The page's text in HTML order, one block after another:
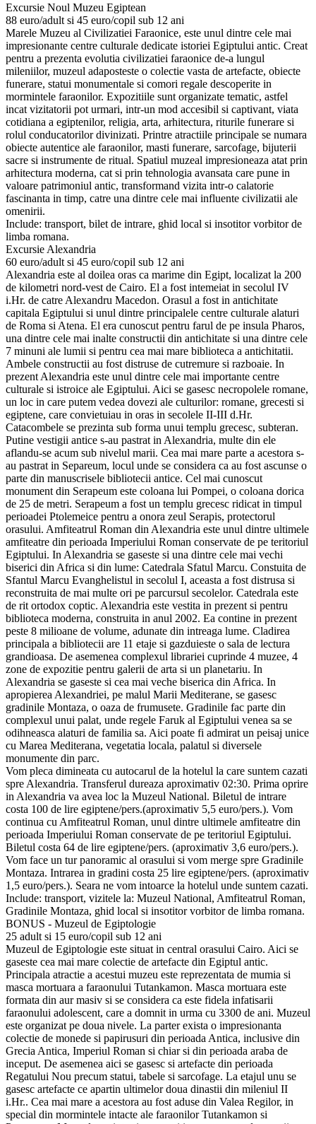
Excursie Noul Muzeu Egiptean
88 euro/adult si 45 euro/copil sub 12 ani
Marele Muzeu al Civilizatiei Faraonice, este unul dintre cele mai
impresionante centre culturale dedicate istoriei Egiptului antic. Creat
pentru a prezenta evolutia civilizatiei faraonice de-a lungul
mileniilor, muzeul adaposteste o colectie vasta de artefacte, obiecte
funerare, statui monumentale si comori regale descoperite in
mormintele faraonilor. Expozitiile sunt organizate tematic, astfel
incat vizitatorii pot urmari, intr-un mod accesibil si captivant, viata
cotidiana a egiptenilor, religia, arta, arhitectura, riturile funerare si
rolul conducatorilor divinizati. Printre atractiile principale se numara
obiecte autentice ale faraonilor, masti funerare, sarcofage, bijuterii
sacre si instrumente de ritual. Spatiul muzeal impresioneaza atat prin
arhitectura moderna, cat si prin tehnologia avansata care pune in
valoare patrimoniul antic, transformand vizita intr-o calatorie
fascinanta in timp, catre una dintre cele mai influente civilizatii ale
omenirii.
Include: transport, bilet de intrare, ghid local si insotitor vorbitor de
limba romana.
Excursie Alexandria
60 euro/adult si 45 euro/copil sub 12 ani
Alexandria este al doilea oras ca marime din Egipt, localizat la 200
de kilometri nord-vest de Cairo. El a fost intemeiat in secolul IV
i.Hr. de catre Alexandru Macedon. Orasul a fost in antichitate
capitala Egiptului si unul dintre principalele centre culturale alaturi
de Roma si Atena. El era cunoscut pentru farul de pe insula Pharos,
una dintre cele mai inalte constructii din antichitate si una dintre cele
7 minuni ale lumii si pentru cea mai mare biblioteca a antichitatii.
Ambele constructii au fost distruse de cutremure si razboaie. In
prezent Alexandria este unul dintre cele mai importante centre
culturale si istroice ale Egiptului. Aici se gasesc necropolele romane,
un loc in care putem vedea dovezi ale culturilor: romane, grecesti si
egiptene, care convietuiau in oras in secolele II-III d.Hr.
Catacombele se prezinta sub forma unui templu grecesc, subteran.
Putine vestigii antice s-au pastrat in Alexandria, multe din ele
aflandu-se acum sub nivelul marii. Cea mai mare parte a acestora s-
au pastrat in Separeum, locul unde se considera ca au fost ascunse o
parte din manuscrisele bibliotecii antice. Cel mai cunoscut
monument din Serapeum este coloana lui Pompei, o coloana dorica
de 25 de metri. Serapeum a fost un templu grecesc ridicat in timpul
perioadei Ptolemeice pentru a onora zeul Serapis, protectorul
orasului. Amfiteatrul Roman din Alexandria este unul dintre ultimele
amfiteatre din perioada Imperiului Roman conservate de pe teritoriul
Egiptului. In Alexandria se gaseste si una dintre cele mai vechi
biserici din Africa si din lume: Catedrala Sfatul Marcu. Constuita de
Sfantul Marcu Evanghelistul in secolul I, aceasta a fost distrusa si
reconstruita de mai multe ori pe parcursul secolelor. Catedrala este
de rit ortodox coptic. Alexandria este vestita in prezent si pentru
biblioteca moderna, construita in anul 2002. Ea contine in prezent
peste 8 milioane de volume, adunate din intreaga lume. Cladirea
principala a bibliotecii are 11 etaje si gazduieste o sala de lectura
grandioasa. De asemenea complexul librariei cuprinde 4 muzee, 4
zone de expozitie pentru galerii de arta si un planetariu. In
Alexandria se gaseste si cea mai veche biserica din Africa. In
apropierea Alexandriei, pe malul Marii Mediterane, se gasesc
gradinile Montaza, o oaza de frumusete. Gradinile fac parte din
complexul unui palat, unde regele Faruk al Egiptului venea sa se
odihneasca alaturi de familia sa. Aici poate fi admirat un peisaj unice
cu Marea Mediterana, vegetatia locala, palatul si diversele
monumente din parc.
Vom pleca dimineata cu autocarul de la hotelul la care suntem cazati
spre Alexandria. Transferul dureaza aproximativ 02:30. Prima oprire
in Alexandria va avea loc la Muzeul National. Biletul de intrare
costa 100 de lire egiptene/pers.(aproximativ 5,5 euro/pers.). Vom
continua cu Amfiteatrul Roman, unul dintre ultimele amfiteatre din
perioada Imperiului Roman conservate de pe teritoriul Egiptului.
Biletul costa 64 de lire egiptene/pers. (aproximativ 3,6 euro/pers.).
Vom face un tur panoramic al orasului si vom merge spre Gradinile
Montaza. Intrarea in gradini costa 25 lire egiptene/pers. (aproximativ
1,5 euro/pers.). Seara ne vom intoarce la hotelul unde suntem cazati.
Include: transport, vizitele la: Muzeul National, Amfiteatrul Roman,
Gradinile Montaza, ghid local si insotitor vorbitor de limba romana.
BONUS - Muzeul de Egiptologie
25 adult si 15 euro/copil sub 12 ani
Muzeul de Egiptologie este situat in central orasului Cairo. Aici se
gaseste cea mai mare colectie de artefacte din Egiptul antic.
Principala atractie a acestui muzeu este reprezentata de mumia si
masca mortuara a faraonului Tutankamon. Masca mortuara este
formata din aur masiv si se considera ca este fidela infatisarii
faraonului adolescent, care a domnit in urma cu 3300 de ani. Muzeul
este organizat pe doua nivele. La parter exista o impresionanta
colectie de monede si papirusuri din perioada Antica, inclusive din
Grecia Antica, Imperiul Roman si chiar si din perioada araba de
inceput. De asemenea aici se gasesc si artefacte din perioada
Regatului Nou precum statui, tabele si sarcofage. La etajul unu se
gasesc artefacte ce apartin ultimelor doua dinastii din mileniul II
i.Hr.. Cea mai mare a acestora au fost aduse din Valea Regilor, in
special din mormintele intacte ale faraonilor Tutankamon si